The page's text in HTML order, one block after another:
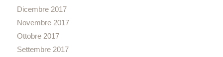
Dicembre 2017
Novembre 2017
Ottobre 2017
Settembre 2017